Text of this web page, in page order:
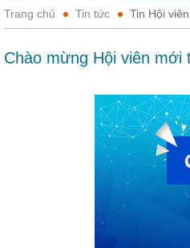
Trang chủ Tin tức Tin Hội viên
Chào mừng Hội viên mới